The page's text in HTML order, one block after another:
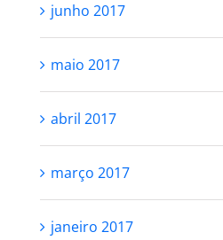
junho 2017
maio 2017
abril 2017
março 2017
janeiro 2017